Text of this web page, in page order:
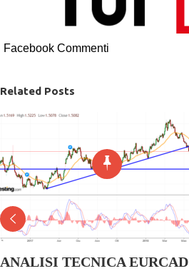
Facebook Commenti
Related Posts
ANALISI TECNICA EURCAD